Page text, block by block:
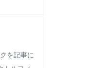
を記事に